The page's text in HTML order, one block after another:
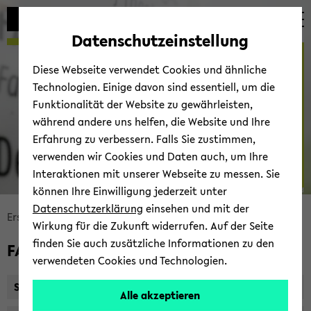
Automatische
vermeiden
skip
main
skip
main
skip
footer
skip
breadcrumb
navigation
main
Erste Hilfe Roxen FAQs
SOZ-​
IT
© Uni­ver­si­tät Bie­le­feld
FAQs
Start in Roxen
Datenschutzeinstellung
Diese Webseite verwendet Cookies und ähnliche
Technologien. Einige davon sind essentiell, um die
Funktionalität der Website zu gewährleisten,
während andere uns helfen, die Website und Ihre
Erfahrung zu verbessern. Falls Sie zustimmen,
verwenden wir Cookies und Daten auch, um Ihre
Interaktionen mit unserer Webseite zu messen. Sie
können Ihre Einwilligung jederzeit unter
Datenschutzerklärung einsehen und mit der
Wirkung für die Zukunft widerrufen. Auf der Seite
finden Sie auch zusätzliche Informationen zu den
verwendeten Cookies und Technologien.
Alle akzeptieren